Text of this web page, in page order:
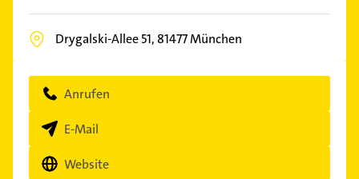
Drygalski-Allee 51, 81477München
Anrufen
E-Mail
Website